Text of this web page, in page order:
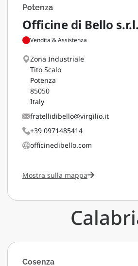
Potenza
Officine di Bello s.r.l.
Vendita & Assistenza
Zona Industriale
Tito Scalo
Potenza
85050
Italy
fratellidibello@virgilio.it
+39 0971485414
officinedibello.com
Mostra sulla mappa
Cosenza